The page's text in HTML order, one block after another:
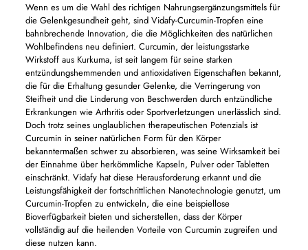
Wenn es um die Wahl des richtigen Nahrungsergänzungsmittels für
die Gelenkgesundheit geht, sind Vidafy-Curcumin-Tropfen eine
bahnbrechende Innovation, die die Möglichkeiten des natürlichen
Wohlbefindens neu definiert. Curcumin, der leistungsstarke
Wirkstoff aus Kurkuma, ist seit langem für seine starken
entzündungshemmenden und antioxidativen Eigenschaften bekannt,
die für die Erhaltung gesunder Gelenke, die Verringerung von
Steifheit und die Linderung von Beschwerden durch entzündliche
Erkrankungen wie Arthritis oder Sportverletzungen unerlässlich sind.
Doch trotz seines unglaublichen therapeutischen Potenzials ist
Curcumin in seiner natürlichen Form für den Körper
bekanntermaßen schwer zu absorbieren, was seine Wirksamkeit bei
der Einnahme über herkömmliche Kapseln, Pulver oder Tabletten
einschränkt. Vidafy hat diese Herausforderung erkannt und die
Leistungsfähigkeit der fortschrittlichen Nanotechnologie genutzt, um
Curcumin-Tropfen zu entwickeln, die eine beispiellose
Bioverfügbarkeit bieten und sicherstellen, dass der Körper
vollständig auf die heilenden Vorteile von Curcumin zugreifen und
diese nutzen kann.